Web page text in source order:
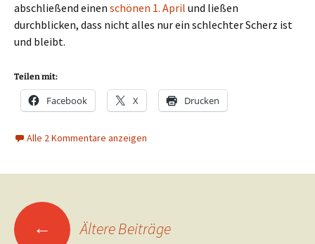
abschließend einen schönen 1. April und ließen
durchblicken, dass nicht alles nur ein schlechter Scherz ist
und bleibt.
Teilen mit:
Facebook X Drucken
Alle 2 Kommentare anzeigen
Beitragsnavigation
← Ältere Beiträge